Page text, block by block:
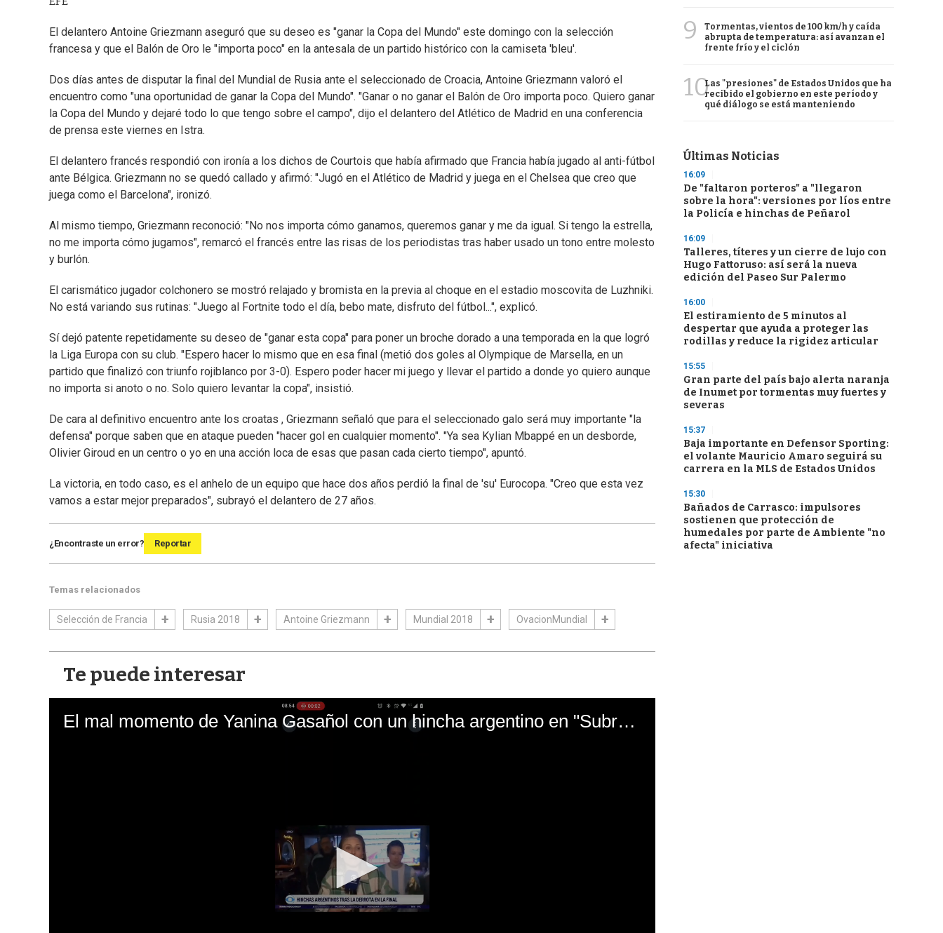
El delantero Antoine Griezmann aseguró que su deseo es "ganar la Copa del Mundo" este domingo con la selección
francesa y que el Balón de Oro le "importa poco" en la antesala de un partido histórico con la camiseta 'bleu'.
Dos días antes de disputar la final del Mundial de Rusia ante el seleccionado de Croacia, Antoine Griezmann valoró el
encuentro como "una oportunidad de ganar la Copa del Mundo". "Ganar o no ganar el Balón de Oro importa poco. Quiero ganar
la Copa del Mundo y dejaré todo lo que tengo sobre el campo", dijo el delantero del Atlético de Madrid en una conferencia
de prensa este viernes en Istra.
El delantero francés respondió con ironía a los dichos de Courtois que había afirmado que Francia había jugado al anti-fútbol
ante Bélgica. Griezmann no se quedó callado y afirmó: "Jugó en el Atlético de Madrid y juega en el Chelsea que creo que
juega como el Barcelona", ironizó.
Al mismo tiempo, Griezmann reconoció: "No nos importa cómo ganamos, queremos ganar y me da igual. Si tengo la estrella,
no me importa cómo jugamos", remarcó el francés entre las risas de los periodistas tras haber usado un tono entre molesto
y burlón.
El carismático jugador colchonero se mostró relajado y bromista en la previa al choque en el estadio moscovita de Luzhniki.
No está variando sus rutinas: "Juego al Fortnite todo el día, bebo mate, disfruto del fútbol...", explicó.
Sí dejó patente repetidamente su deseo de "ganar esta copa" para poner un broche dorado a una temporada en la que logró
la Liga Europa con su club. "Espero hacer lo mismo que en esa final (metió dos goles al Olympique de Marsella, en un
partido que finalizó con triunfo rojiblanco por 3-0). Espero poder hacer mi juego y llevar el partido a donde yo quiero aunque
no importa si anoto o no. Solo quiero levantar la copa", insistió.
De cara al definitivo encuentro ante los croatas , Griezmann señaló que para el seleccionado galo será muy importante "la
defensa" porque saben que en ataque pueden "hacer gol en cualquier momento". "Ya sea Kylian Mbappé en un desborde,
Olivier Giroud en un centro o yo en una acción loca de esas que pasan cada cierto tiempo", apuntó.
La victoria, en todo caso, es el anhelo de un equipo que hace dos años perdió la final de 'su' Eurocopa. "Creo que esta vez
vamos a estar mejor preparados", subrayó el delantero de 27 años.
¿Encontraste un error? Reportar
Temas relacionados
Selección de Francia Rusia 2018 Antoine Griezmann Mundial 2018 OvacionMundial
Te puede interesar
El mal momento de Yanina Gasañol con un hincha argentino en "Subrayado"
9
Tormentas, vientos de 100 km/h y caída
abrupta de temperatura: así avanzan el
frente frío y el ciclón
10Las "presiones" de Estados Unidos que ha
recibido el gobierno en este período y
qué diálogo se está manteniendo
Últimas Noticias
16:09
De "faltaron porteros" a "llegaron
sobre la hora": versiones por líos entre
la Policía e hinchas de Peñarol
16:09
Talleres, títeres y un cierre de lujo con
Hugo Fattoruso: así será la nueva
edición del Paseo Sur Palermo
16:00
El estiramiento de 5 minutos al
despertar que ayuda a proteger las
rodillas y reduce la rigidez articular
15:55
Gran parte del país bajo alerta naranja
de Inumet por tormentas muy fuertes y
severas
15:37
Baja importante en Defensor Sporting:
el volante Mauricio Amaro seguirá su
carrera en la MLS de Estados Unidos
15:30
Bañados de Carrasco: impulsores
sostienen que protección de
humedales por parte de Ambiente "no
afecta" iniciativa